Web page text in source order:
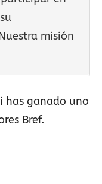
misión
has ganado uno
Bref.